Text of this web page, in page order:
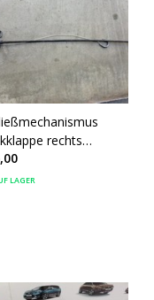
rechts
Peugeot
LAGER